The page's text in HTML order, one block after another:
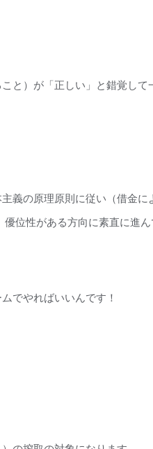
と）が「正しい」と錯覚して
義の原理原則に従い（借金
位性がある方向に素直に進ん
でやればいいんです！